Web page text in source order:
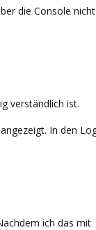
die Console
verständlich ist.
In den
ich das mit